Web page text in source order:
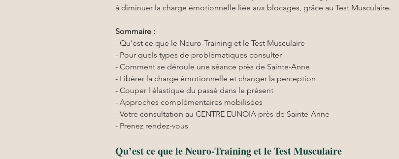
à diminuer la charge émotionnelle liée aux blocages, grâce au Test Musculaire.
Sommaire :
- Qu’est ce que le Neuro-Training et le Test Musculaire
- Pour quels types de problématiques consulter
- Comment se déroule une séance près de Sainte-Anne
- Libérer la charge émotionnelle et changer la perception
- Couper l élastique du passé dans le présent
- Approches complémentaires mobilisées
- Votre consultation au CENTRE EUNOIA près de Sainte-Anne
- Prenez rendez-vous
Qu’est ce que le Neuro-Training et le Test Musculaire